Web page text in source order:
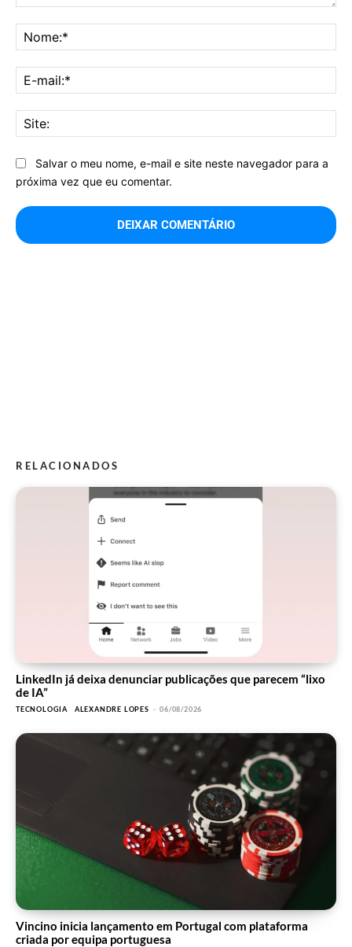
Salvar o meu nome, e-mail e site neste navegador para a
próxima vez que eu comentar.
RELACIONADOS
LinkedIn já deixa denunciar publicações que parecem “lixo
de IA”
TECNOLOGIA ALEXANDRE LOPES - 06/08/2026
Vincino inicia lançamento em Portugal com plataforma
criada por equipa portuguesa